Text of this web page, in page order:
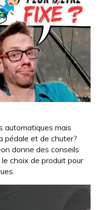
automatiques mais
pédale et de chuter?
donne des conseils
choix de produit pour